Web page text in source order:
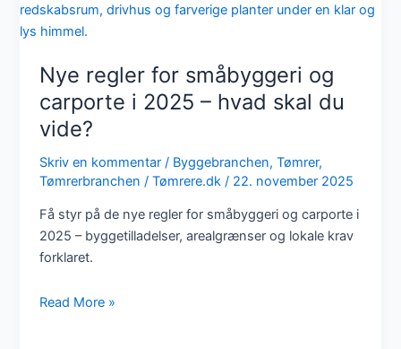
Processen
hos
dansk
tømrerfirma
Nye regler for småbyggeri og
carporte i 2025 – hvad skal du
vide?
Skriv en kommentar / Byggebranchen,Tømrer,
Tømrerbranchen /Tømrere.dk / 22. november 2025
Få styr på de nye regler for småbyggeri og carporte i
2025 – byggetilladelser, arealgrænser og lokale krav
forklaret.
Nye
Read More »